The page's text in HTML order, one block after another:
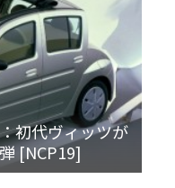
初代ヴィッツが
[NCP19]